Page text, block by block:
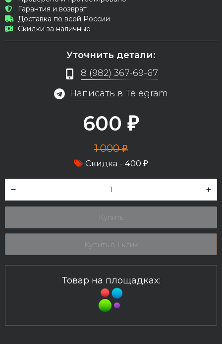
Гарантия и возврат
Доставка по всей России
Скидки за наличные
Уточнить детали:
8 (982) 367-69-67
Написать в Telegram
600 ₽
1 000₽
Скидка - 400 ₽
Купить
Купить в 1 клик
Товар на площадках: